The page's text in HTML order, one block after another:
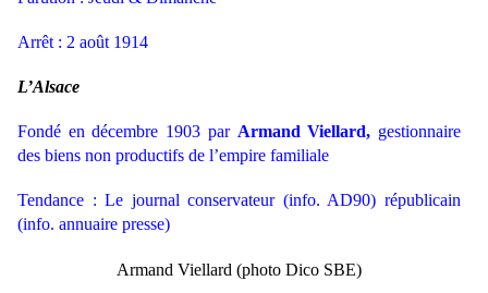
Arrêt : 2 août 1914
L’Alsace
Fondé en décembre 1903 par Armand Viellard, gestionnaire
des biens non productifs de l’empire familiale
Tendance : Le journal conservateur (info. AD90) républicain
(info. annuaire presse)
Armand Viellard (photo Dico SBE)